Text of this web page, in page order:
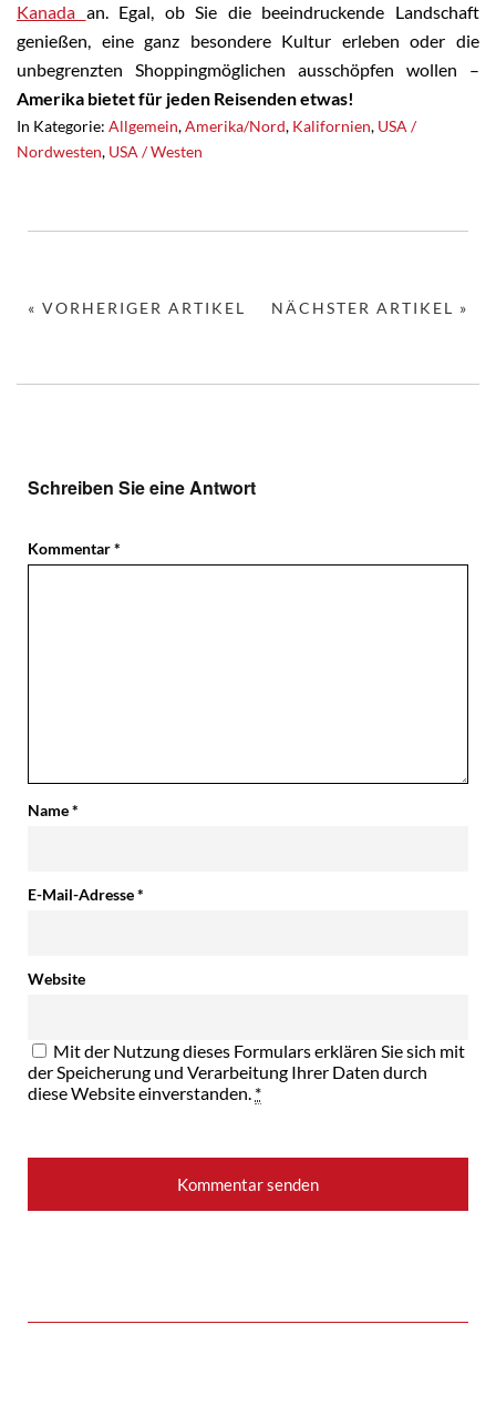
Kanada an. Egal, ob Sie die beeindruckende Landschaft
genießen, eine ganz besondere Kultur erleben oder die
unbegrenzten Shoppingmöglichen ausschöpfen wollen –
Amerika bietet für jeden Reisenden etwas!
In Kategorie: Allgemein,Amerika/Nord, Kalifornien, USA /
Nordwesten, USA / Westen
NÄCHSTER ARTIKEL »
« VORHERIGER ARTIKEL
Schreiben Sie eine Antwort
Kommentar*
Name*
E-Mail-Adresse*
Website
Mit der Nutzung dieses Formulars erklären Sie sich mit
der Speicherung und Verarbeitung Ihrer Daten durch
diese Website einverstanden. *